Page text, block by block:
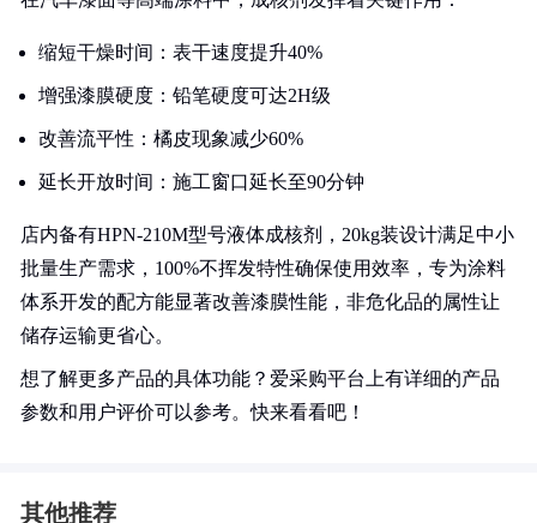
缩短干燥时间：表干速度提升40%
增强漆膜硬度：铅笔硬度可达2H级
改善流平性：橘皮现象减少60%
延长开放时间：施工窗口延长至90分钟
店内备有HPN-210M型号液体成核剂，20kg装设计满足中小
批量生产需求，100%不挥发特性确保使用效率，专为涂料
体系开发的配方能显著改善漆膜性能，非危化品的属性让
储存运输更省心。
想了解更多产品的具体功能？爱采购平台上有详细的产品
参数和用户评价可以参考。快来看看吧！
其他推荐